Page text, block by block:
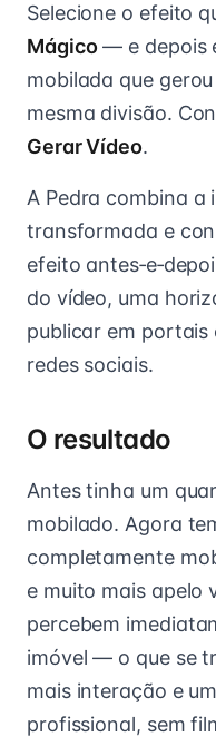
Selecione o efeito
Mágico— e depois
mobilada que
mesma divisão.
Gerar Vídeo.
A Pedra combina a
transformada e
efeito
do vídeo, uma
publicar em portais
redes sociais.
O resultado
Antes tinha um
mobilado. Agora
completamente
e muito mais apelo
percebem
imóvel — o que se
mais interação e
profissional, sem